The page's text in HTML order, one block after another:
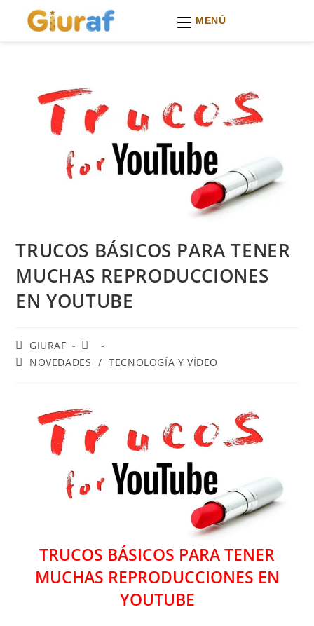
MENÚ
TRUCOS BÁSICOS PARA TENER
MUCHAS REPRODUCCIONES
EN YOUTUBE
Autor
de
GIURAF
Publicación
de
Categoría
NOVEDADES / TECNOLOGÍA Y VÍDEO
TRUCOS BÁSICOS PARA TENER
MUCHAS REPRODUCCIONES EN
YOUTUBE